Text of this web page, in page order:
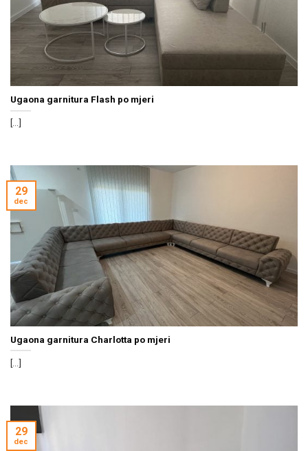
Ugaona garnitura Flash po mjeri
[...]
Ugaona garnitura Charlotta po mjeri
[...]
29
dec
29
dec